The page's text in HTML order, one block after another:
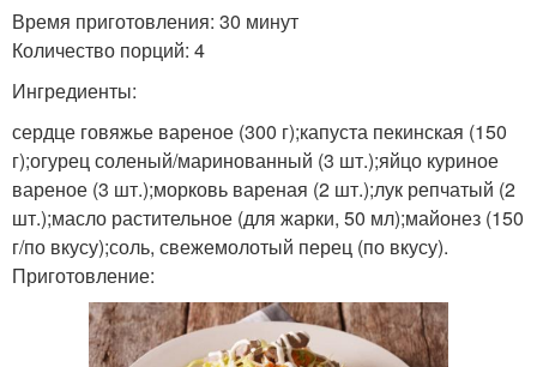
Время приготовления: 30 минут
Количество порций: 4
Ингредиенты:
сердце говяжье вареное (300 г);капуста пекинская (150
г);огурец соленый/маринованный (3 шт.);яйцо куриное
вареное (3 шт.);морковь вареная (2 шт.);лук репчатый (2
шт.);масло растительное (для жарки, 50 мл);майонез (150
г/по вкусу);соль, свежемолотый перец (по вкусу).
Приготовление: